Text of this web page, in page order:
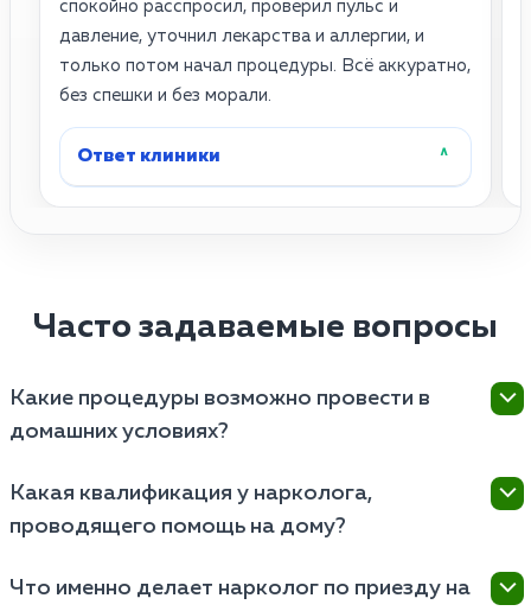
спокойно расспросил, проверил пульс и
давление, уточнил лекарства и аллергии, и
только потом начал процедуры. Всё аккуратно,
без спешки и без морали.
Ответ клиники ˄
Часто задаваемые вопросы
Какие процедуры возможно провести в
домашних условиях?
процедур, таких как первичная консультация,
оценка состояния пациента, выдача рекомендаций,
оказание психологической поддержки. Однако
Какая квалификация у нарколога,
проводящего помощь на дому?
должна соответствовать медицинским стандартам
Что именно делает нарколог по приезду на